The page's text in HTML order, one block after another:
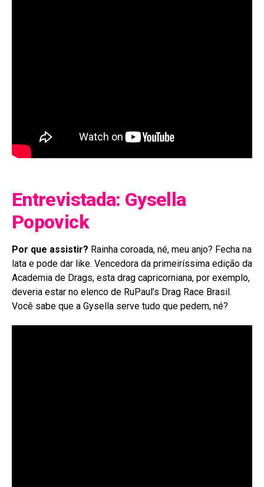
Entrevistada: Gysella
Popovick
Por que assistir? Rainha coroada, né, meu anjo? Fecha na
lata e pode dar like. Vencedora da primeiríssima edição da
Academia de Drags, esta drag capricorniana, por exemplo,
deveria estar no elenco de RuPaul’s Drag Race Brasil.
Você sabe que a Gysella serve tudo que pedem, né?